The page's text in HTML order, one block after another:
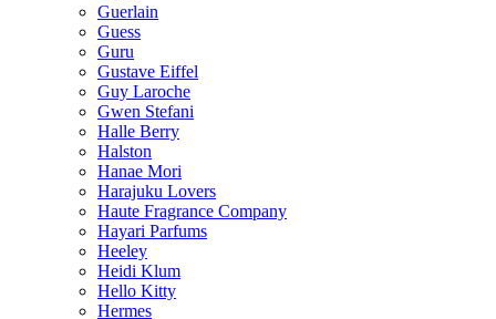
Guerlain
Guess
Guru
Gustave Eiffel
Guy Laroche
Gwen Stefani
Halle Berry
Halston
Hanae Mori
Harajuku Lovers
Haute Fragrance Company
Hayari Parfums
Heeley
Heidi Klum
Hello Kitty
Hermes